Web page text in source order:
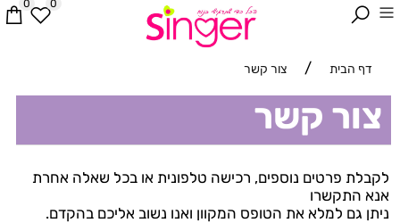
0 0
דף הבית / צור קשר
צור קשר
לקבלת פרטים נוספים, רכישה טלפונית או בכל שאלה אחרת
אנא התקשרו
ניתן גם למלא את הטופס המקוון ואנו נשוב אליכם בהקדם.